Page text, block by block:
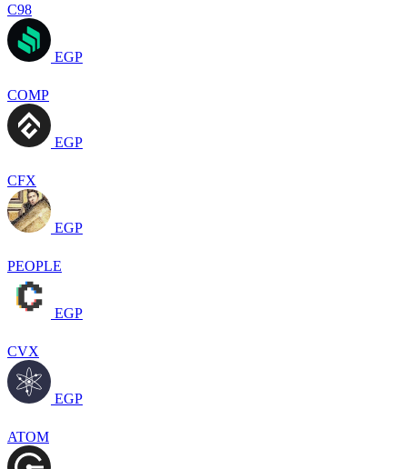
C98
EGP
COMP
EGP
CFX
EGP
PEOPLE
EGP
CVX
EGP
ATOM